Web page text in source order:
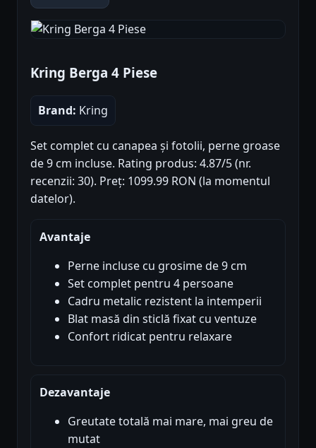
Kring Berga 4 Piese
Brand: Kring
Set complet cu canapea și fotolii, perne groase
de 9 cm incluse. Rating produs: 4.87/5 (nr.
recenzii: 30). Preț: 1099.99 RON (la momentul
datelor).
Avantaje
Perne incluse cu grosime de 9 cm
Set complet pentru 4 persoane
Cadru metalic rezistent la intemperii
Blat masă din sticlă fixat cu ventuze
Confort ridicat pentru relaxare
Dezavantaje
Greutate totală mai mare, mai greu de
mutat